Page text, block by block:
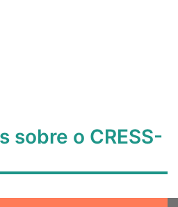
sobre o CRESS-